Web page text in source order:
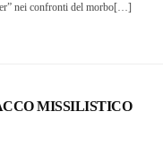
nei confronti del morbo[…]
MISSILISTICO